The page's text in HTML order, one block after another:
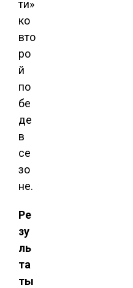
ти»
ко
вто
ро
й
по
бе
де
в
се
зо
не.
Ре
зу
ль
та
ты